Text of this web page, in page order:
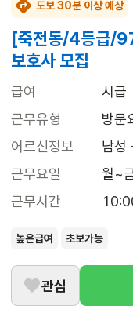
도보 30분 이상 예상
[죽전동/4등급/
보호사 모집
급여
시급
근무유형
방문
어르신정보
남성
근무요일
월~
근무시간
높은급여 초보가능
관심